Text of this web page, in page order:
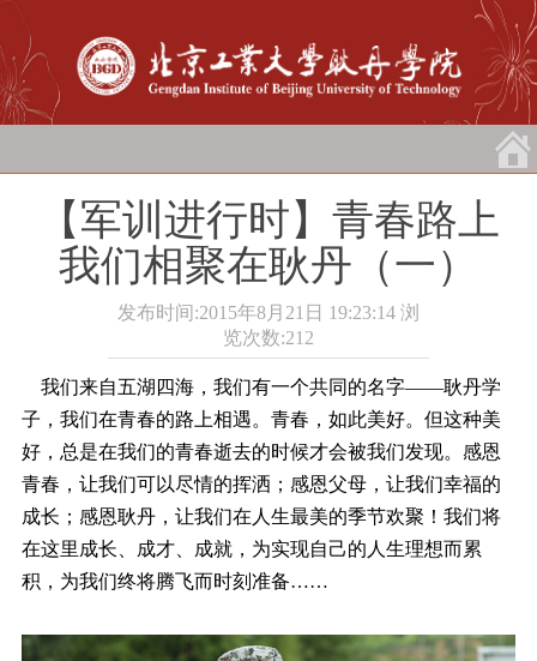
【军训进行时】青春路上
我们相聚在耿丹（一）
发布时间:2015年8月21日 19:23:14 浏
览次数:212
我们来自五湖四海，我们有一个共同的名字――耿丹学
子，我们在青春的路上相遇。青春，如此美好。但这种美
好，总是在我们的青春逝去的时候才会被我们发现。感恩
青春，让我们可以尽情的挥洒；感恩父母，让我们幸福的
成长；感恩耿丹，让我们在人生最美的季节欢聚！我们将
在这里成长、成才、成就，为实现自己的人生理想而累
积，为我们终将腾飞而时刻准备……